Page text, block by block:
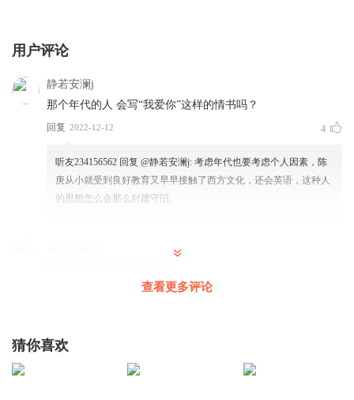
用户评论
静若安澜j
那个年代的人 会写“我爱你”这样的情书吗？
回复 2022-12-12 4
听友234156562 回复 @静若安澜j: 考虑年代也要考虑个人因素，陈
庚从小就受到良好教育又早早接触了西方文化，还会英语，这种人
的思想怎么会那么封建守旧。
不如野史，纯属瞎编。不咸不淡的，无聊
查看更多评论
猜你喜欢